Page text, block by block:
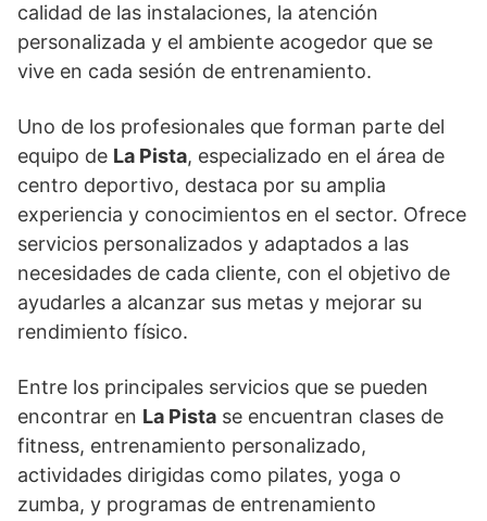
calidad de las instalaciones, la atención
personalizada y el ambiente acogedor que se
vive en cada sesión de entrenamiento.
Uno de los profesionales que forman parte del
equipo de La Pista, especializado en el área de
centro deportivo, destaca por su amplia
experiencia y conocimientos en el sector. Ofrece
servicios personalizados y adaptados a las
necesidades de cada cliente, con el objetivo de
ayudarles a alcanzar sus metas y mejorar su
rendimiento físico.
Entre los principales servicios que se pueden
encontrar en La Pista se encuentran clases de
fitness, entrenamiento personalizado,
actividades dirigidas como pilates, yoga o
zumba, y programas de entrenamiento